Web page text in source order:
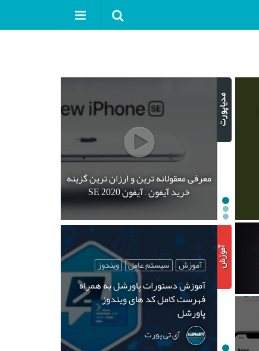
معرفی معقولانه ترین و ارزان ترین گزینه
خرید آیفون – آیفون SE 2020
آموزش سیستم عامل ویندوز
آموزش دستورات پاورشل به همراه
فهرست کامل کد های ویندوز
پاورشل
آی تی پورت